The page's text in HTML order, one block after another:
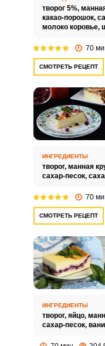
творог 5%,
какао-порошок,
молоко коровье,
70
СМОТРЕТЬ РЕЦЕПТ
ИНГРЕДИЕНТЫ
творог, манная
сахар-песок,
70
СМОТРЕТЬ РЕЦЕПТ
ИНГРЕДИЕНТЫ
творог, яйцо,
сахар-песок,
ВХОД НА
с